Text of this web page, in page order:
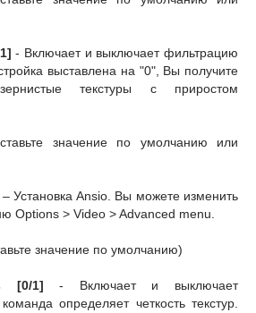
- Включает и выключает фильтрацию
выставлена на "0", Вы получите
текстуры с приростом
значение по умолчанию или
– Установка Ansio. Вы можете изменить
Options > Video > Advanced menu.
значение по умолчанию)
[0/1] - Включает и выключает
определяет четкость текстур.